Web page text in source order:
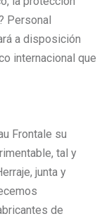
Personal
a disposición
internacional que
Frontale su
tal y
junta y
de